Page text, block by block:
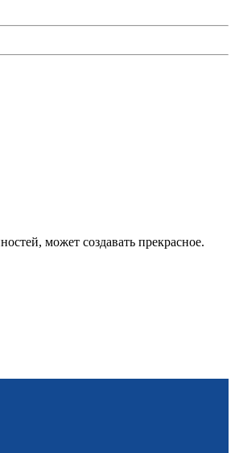
может создавать прекрасное.